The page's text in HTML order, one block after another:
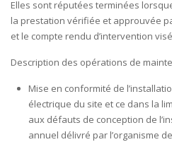
Elles sont réputées terminées
la prestation vérifiée et approuvée
et le compte rendu d’intervention
Description des opérations de
Mise en conformité de
électrique du site et ce dans la
aux défauts de conception de
annuel délivré par l’organisme